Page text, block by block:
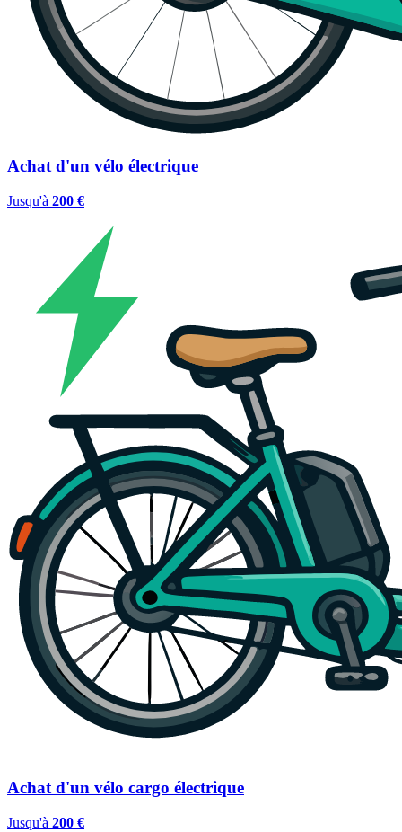
Achat d'un vélo électrique
Jusqu'à 200 €
Achat d'un vélo cargo électrique
Jusqu'à 200 €